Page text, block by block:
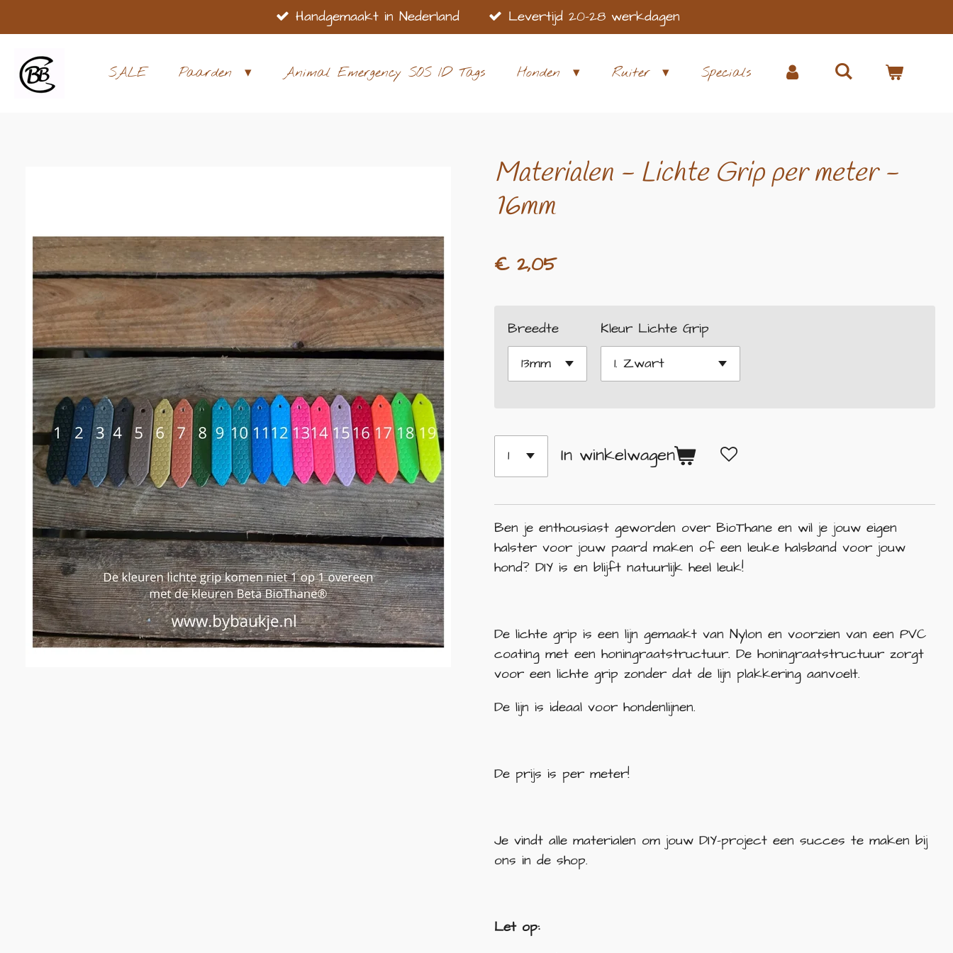
direct
naar
de
hoofdinhoud
Handgemaakt in Nederland Levertijd 20-28 werkdagen
SALE Paarden Animal Emergency SOS ID Tags Honden Ruiter Specials
Materialen - Lichte Grip per meter -
16mm
€ 2,05
Breedte Kleur Lichte Grip
In winkelwagen
Ben je enthousiast geworden over BioThane en wil je jouw eigen
halster voor jouw paard maken of een leuke halsband voor jouw
hond? DIY is en blijft natuurlijk heel leuk!
De lichte grip is een lijn gemaakt van Nylon en voorzien van een PVC
coating met een honingraatstructuur. De honingraatstructuur zorgt
voor een lichte grip zonder dat de lijn plakkering aanvoelt.
De lijn is ideaal voor hondenlijnen.
De prijs is per meter!
Je vindt alle materialen om jouw DIY-project een succes te maken bij
ons in de shop.
Let op: